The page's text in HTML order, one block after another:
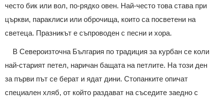
често бик или вол, по-рядко овен. Най-често това става при
църкви, параклиси или оброчища, които са посветени на
светеца. Празникът е съпроводен с песни и хора.
В Североизточна България по традиция за курбан се коли
най-старият петел, наричан бащата на петлите. На този ден
за първи път се берат и ядат дини. Стопанките опичат
специален хляб, от който раздават на съседите заедно с